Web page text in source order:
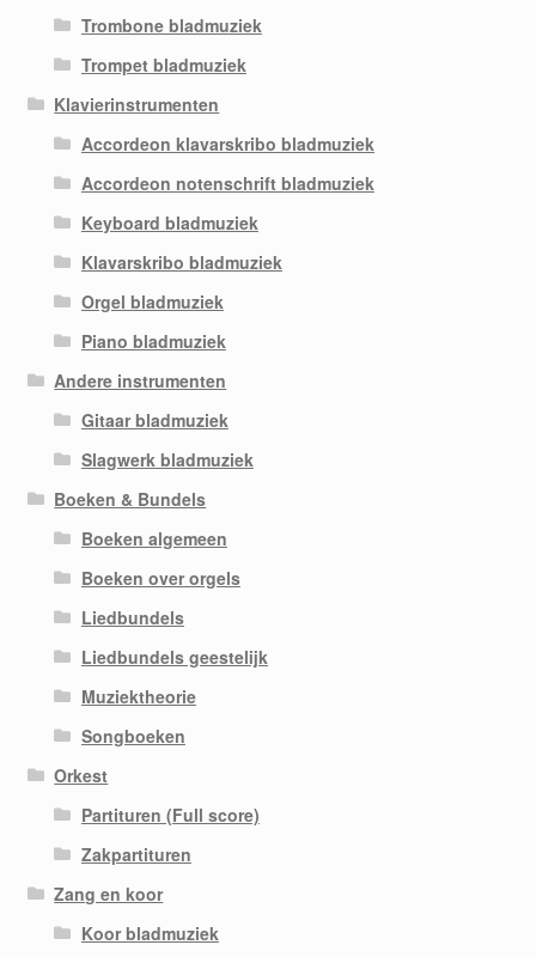
Trombone bladmuziek
Trompet bladmuziek
Klavierinstrumenten
Accordeon klavarskribo bladmuziek
Accordeon notenschrift bladmuziek
Keyboard bladmuziek
Klavarskribo bladmuziek
Orgel bladmuziek
Piano bladmuziek
Andere instrumenten
Gitaar bladmuziek
Slagwerk bladmuziek
Boeken & Bundels
Boeken algemeen
Boeken over orgels
Liedbundels
Liedbundels geestelijk
Muziektheorie
Songboeken
Orkest
Partituren (Full score)
Zakpartituren
Zang en koor
Koor bladmuziek